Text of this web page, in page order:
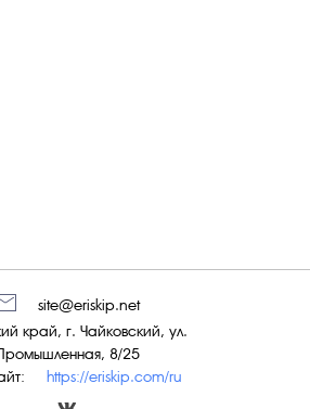
https://eriskip.com/ru
край, г. Чайковский, ул.
8/25
site@eriskip.net